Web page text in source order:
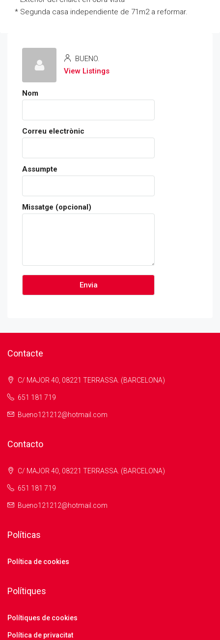
* Segunda casa independiente de 71m2 a reformar.
BUENO.
View Listings
Nom
Correu electrònic
Assumpte
Missatge (opcional)
Contacte
C/ MAJOR 40, 08221 TERRASSA. (BARCELONA)
651 181 719
Bueno121212@hotmail.com
Contacto
C/ MAJOR 40, 08221 TERRASSA. (BARCELONA)
651 181 719
Bueno121212@hotmail.com
Políticas
Política de cookies
Polítiques
Polítiques de cookies
Política de privacitat